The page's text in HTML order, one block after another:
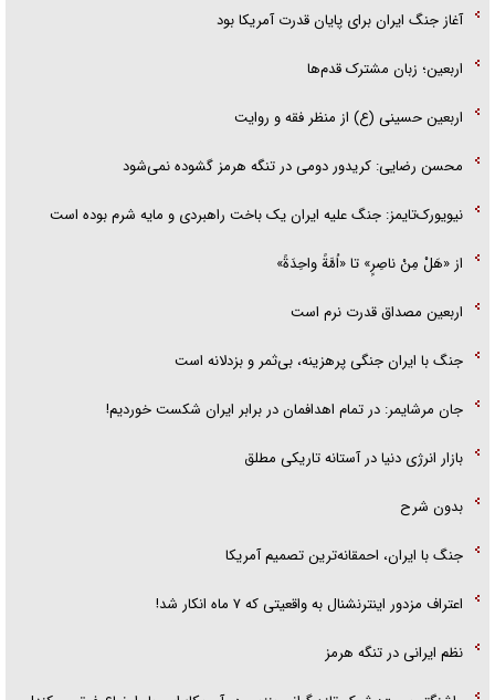
آغاز جنگ ایران برای پایان قدرت آمریکا بود
اربعین؛ زبان مشترک قدم‌ها
اربعین حسینی (ع) از منظر فقه و روایت
محسن رضایی: کریدور دومی در تنگه هرمز گشوده نمی‌شود
نیویورک‌تایمز: جنگ علیه ایران یک باخت راهبردی و مایه شرم بوده است
از «هَلْ مِنْ ناصِرٍ» تا «اُمَّةً واحِدَةً»
اربعین مصداق قدرت نرم است
جنگ با ایران جنگی پرهزینه، بی‌ثمر و بزدلانه است
جان مرشایمر: در تمام اهدافمان در برابر ایران شکست خوردیم!
بازار انرژی دنیا در آستانه تاریکی مطلق
بدون شرح
جنگ با ایران، احمقانه‌ترین تصمیم آمریکا
اعتراف مزدور اینترنشنال به واقعیتی که ۷ ماه انکار شد!
نظم ایرانی در تنگه هرمز